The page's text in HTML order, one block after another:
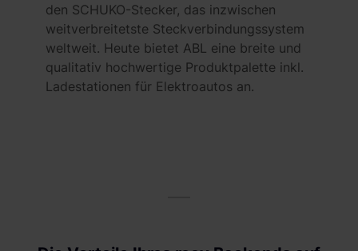
den SCHUKO-Stecker, das inzwischen
weitverbreitetste Steckverbindungssystem
weltweit. Heute bietet ABL eine breite und
qualitativ hochwertige Produktpalette inkl.
Ladestationen für Elektroautos an.